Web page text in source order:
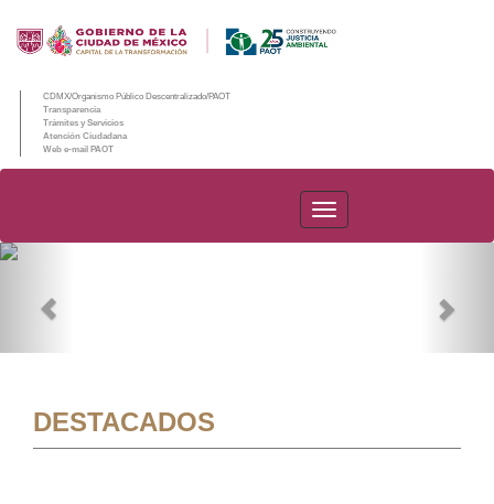
CDMX/Organismo Público Descentralizado/PAOT
Transparencia
Trámites y Servicios
Atención Ciudadana
Web e-mail PAOT
PAOT
DESTACADOS